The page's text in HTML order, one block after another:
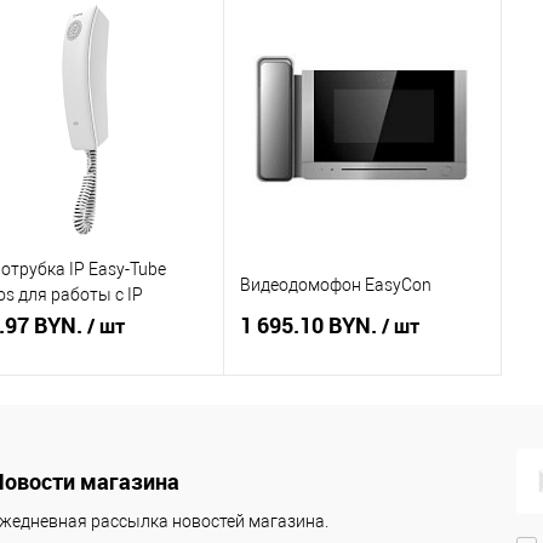
IP Easy-Tube
для работы с IP
BYN. / шт
в 1 клик
Сравнение
В наличии
Видеодомофон EasyCon
1 695.10 BYN. / шт
В избранное
магазина
рассылка новостей магазина.